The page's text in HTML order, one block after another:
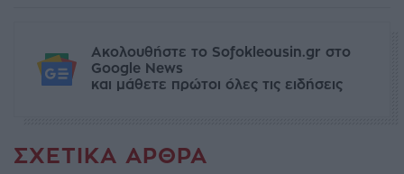
Ακολουθήστε το Sofokleousin.gr στο
Google News
και μάθετε πρώτοι όλες τις ειδήσεις
ΣΧΕΤΙΚΆ ΆΡΘΡΑ